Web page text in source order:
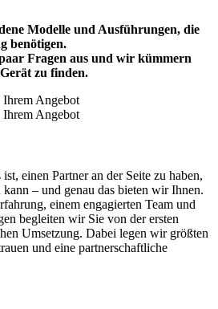
Modelle und Ausführungen, die
benötigen.
Fragen aus und wir kümmern
zu finden.
Ihrem Angebot
Ihrem Angebot
einen Partner an der Seite zu haben,
kann – und genau das bieten wir Ihnen.
einem engagierten Team und
begleiten wir Sie von der ersten
Umsetzung. Dabei legen wir größten
und eine partnerschaftliche